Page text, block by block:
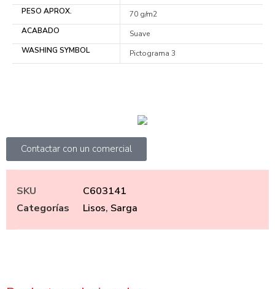
PESO APROX.
70 g/m2
ACABADO
Suave
WASHING SYMBOL
Pictograma 3
Contactar con un comercial
SKU
C603141
Categorías
Lisos, Sarga